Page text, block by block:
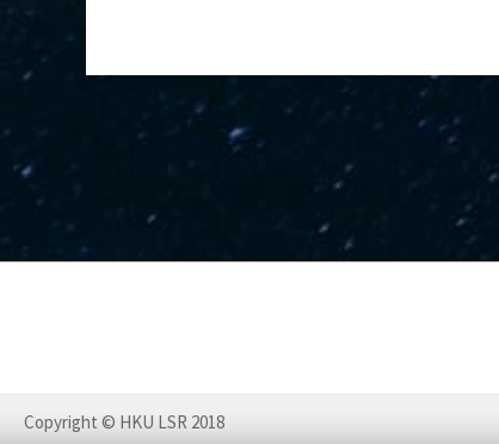
Copyright © HKU LSR 2018